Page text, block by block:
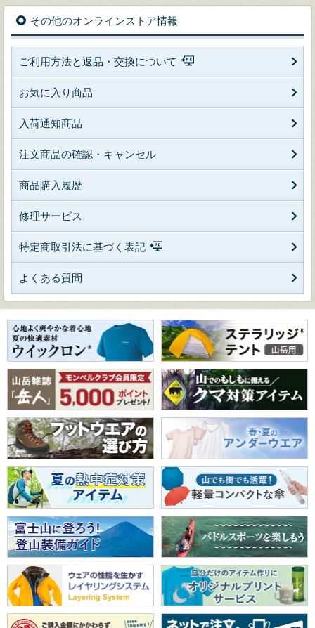
その他のオンラインストア情報
ご利用方法と返品・交換について
お気に入り商品
入荷通知商品
注文商品の確認・キャンセル
商品購入履歴
修理サービス
特定商取引法に基づく表記
よくある質問